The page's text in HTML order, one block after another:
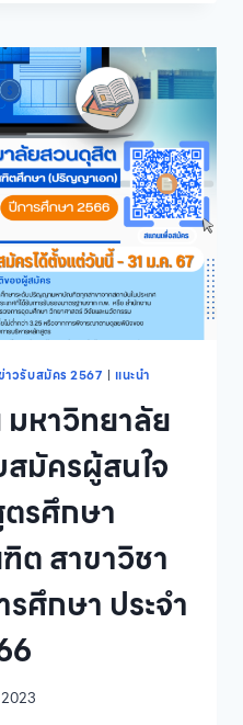
าวรับสมัคร 2567 | แนะนำ
หาวิทยาลัย
มัครผู้สนใจ
รศึกษา
สาขาวิชา
ศึกษา ประจำ